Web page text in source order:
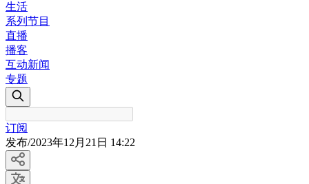
生活
系列节目
直播
播客
互动新闻
专题
订阅
发布/2023年12月21日 14:22